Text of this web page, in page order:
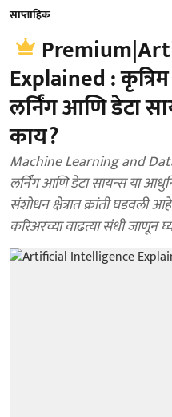
साप्ताहिक
Explained : कृत्रिम
लर्निंग आणि डेटा
काय?
Machine Learning and Data
लर्निंग आणि डेटा सायन्स या
संशोधन क्षेत्रात क्रांती घडवली
करिअरच्या वाढत्या संधी जाणून